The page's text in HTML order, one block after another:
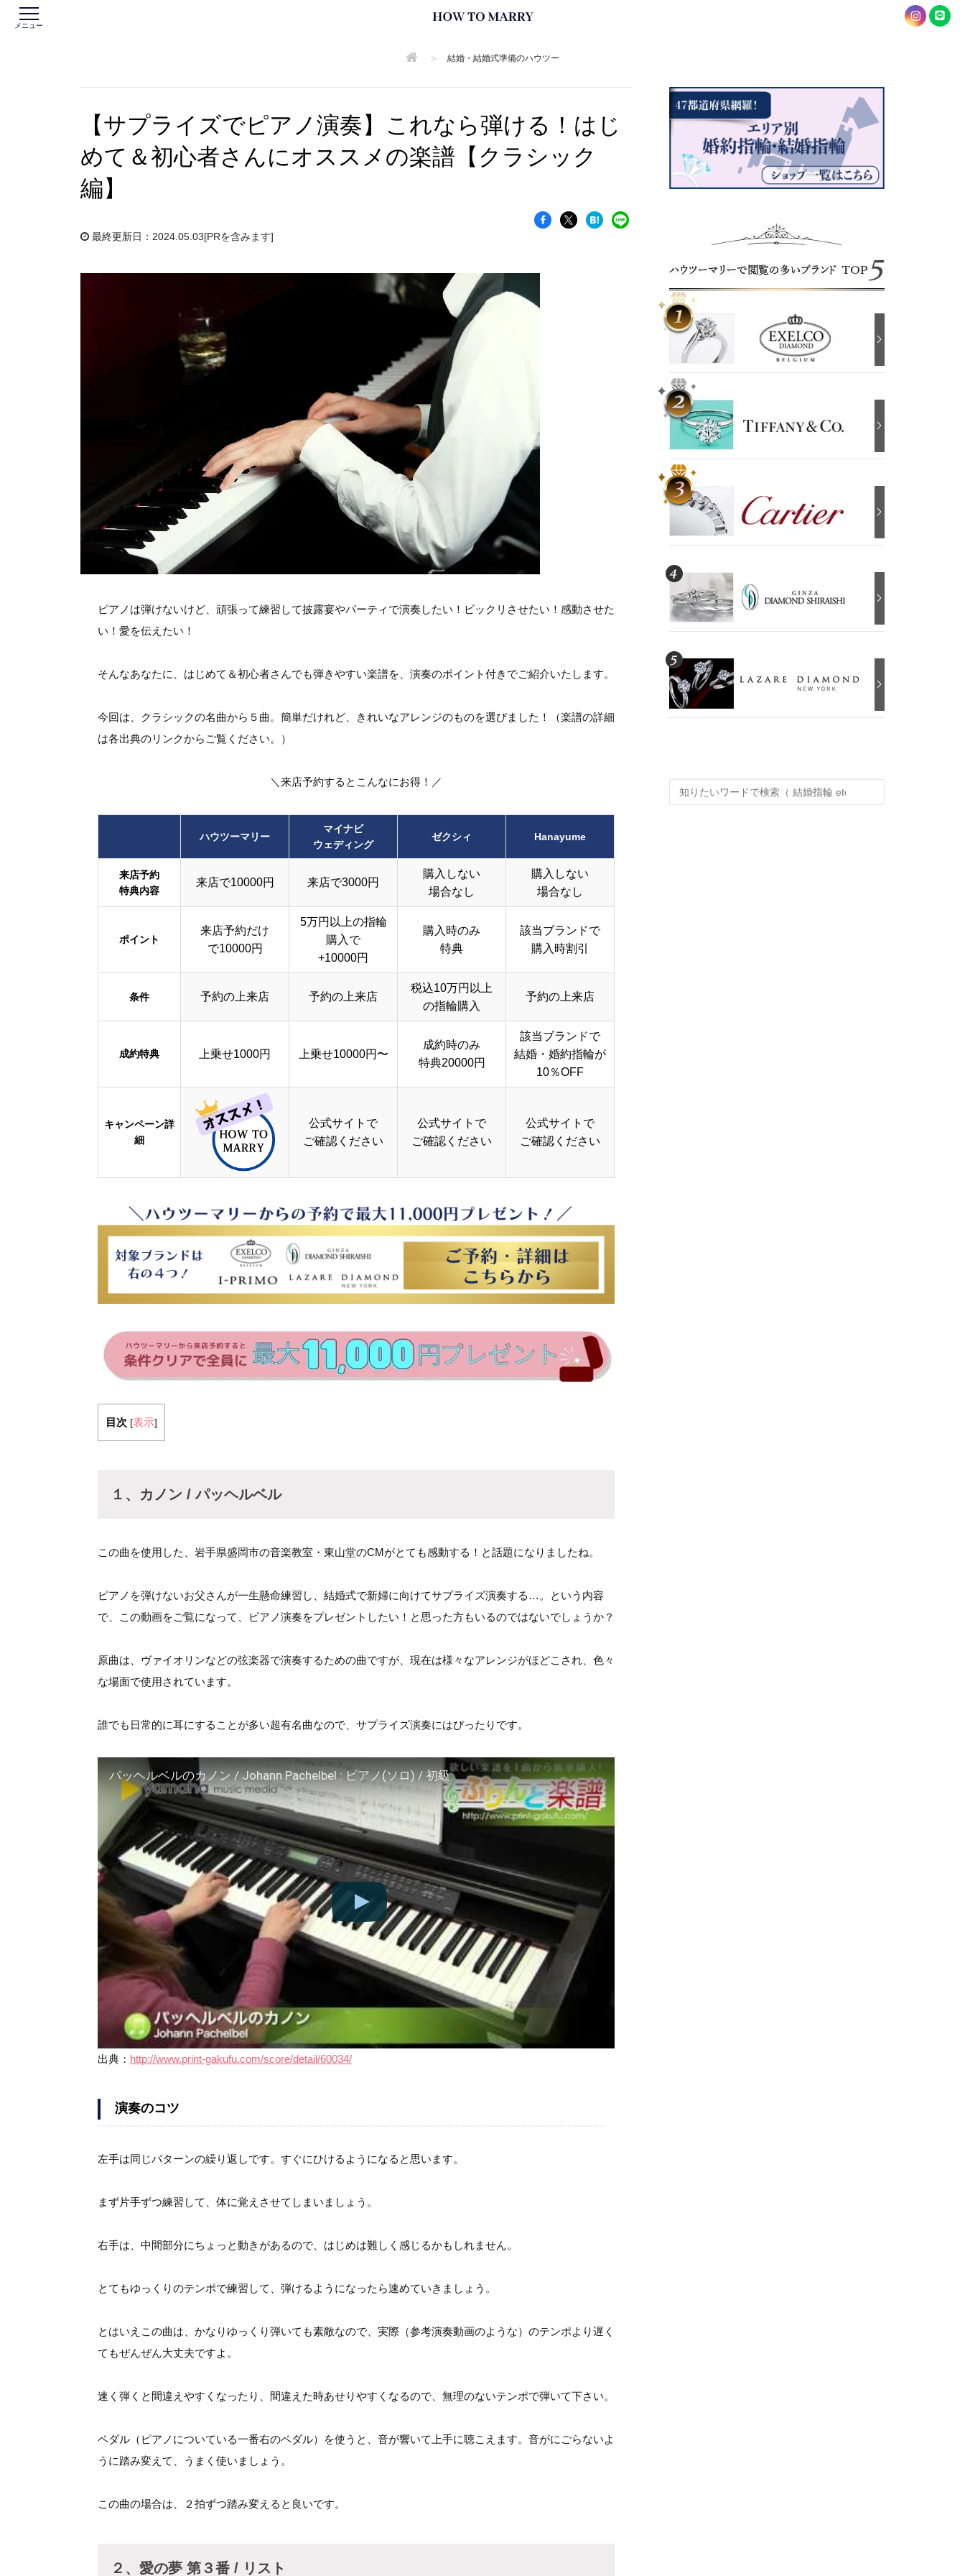
メニュー
> 結婚・結婚式準備のハウツー
【サプライズでピアノ演奏】これなら弾ける！はじ
めて＆初心者さんにオススメの楽譜【クラシック
編】
最終更新日：2024.05.03[PRを含みます]
ピアノは弾けないけど、頑張って練習して披露宴やパーティで演奏したい！ビックリさせたい！感動させた
い！愛を伝えたい！
そんなあなたに、はじめて＆初心者さんでも弾きやすい楽譜を、演奏のポイント付きでご紹介いたします。
今回は、クラシックの名曲から５曲。簡単だけれど、きれいなアレンジのものを選びました！（楽譜の詳細
は各出典のリンクからご覧ください。）
＼来店予約するとこんなにお得！／
ハウツーマリー
マイナビ
ウェディング
ゼクシィ Hanayume
来店予約
特典内容
来店で10000円 来店で3000円
購入しない
場合なし
購入しない
場合なし
ポイント
来店予約だけ
で10000円
5万円以上の指輪
購入で
+10000円
購入時のみ
特典
該当ブランドで
購入時割引
条件 予約の上来店 予約の上来店
税込10万円以上
の指輪購入
予約の上来店
成約特典 上乗せ1000円 上乗せ10000円〜
成約時のみ
特典20000円
該当ブランドで
結婚・婚約指輪が
10％OFF
キャンペーン詳
細
公式サイトで
ご確認ください
公式サイトで
ご確認ください
公式サイトで
ご確認ください
目次 [表示]
１、カノン / パッヘルベル
この曲を使用した、岩手県盛岡市の音楽教室・東山堂のCMがとても感動する！と話題になりましたね。
ピアノを弾けないお父さんが一生懸命練習し、結婚式で新婦に向けてサプライズ演奏する…。という内容
で、この動画をご覧になって、ピアノ演奏をプレゼントしたい！と思った方もいるのではないでしょうか？
原曲は、ヴァイオリンなどの弦楽器で演奏するための曲ですが、現在は様々なアレンジがほどこされ、色々
な場面で使用されています。
誰でも日常的に耳にすることが多い超有名曲なので、サプライズ演奏にはぴったりです。
パッヘルベルのカノン / Johann Pachelbel : ピアノ(ソロ) / 初級
出典： http://www.print-gakufu.com/score/detail/60034/
演奏のコツ
左手は同じパターンの繰り返しです。すぐにひけるようになると思います。
まず片手ずつ練習して、体に覚えさせてしまいましょう。
右手は、中間部分にちょっと動きがあるので、はじめは難しく感じるかもしれません。
とてもゆっくりのテンポで練習して、弾けるようになったら速めていきましょう。
とはいえこの曲は、かなりゆっくり弾いても素敵なので、実際（参考演奏動画のような）のテンポより遅く
てもぜんぜん大丈夫ですよ。
速く弾くと間違えやすくなったり、間違えた時あせりやすくなるので、無理のないテンポで弾いて下さい。
ペダル（ピアノについている一番右のペダル）を使うと、音が響いて上手に聴こえます。音がにごらないよ
うに踏み変えて、うまく使いましょう。
この曲の場合は、２拍ずつ踏み変えると良いです。
２、愛の夢 第３番 / リスト